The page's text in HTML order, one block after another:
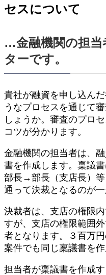
セスについて
…金融機関の担当
ターです。
貴社が融資を申し込ん
うなプロセスを通じて
しょうか。審査のプロ
コツが分かります。
金融機関の担当者は、
書を作成します。稟議
部長→部長（支店長）
通って決裁となるのが一
決裁者は、支店の権限
すが、支店の権限範囲
者となります。３百万
案件でも同じ稟議書を
担当者が稟議書を作成